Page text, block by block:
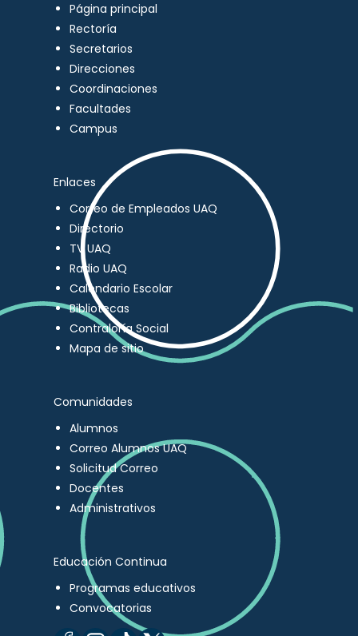
Página principal
Rectoría
Secretarios
Direcciones
Coordinaciones
Facultades
Campus
Enlaces
Correo de Empleados UAQ
Directorio
TV UAQ
Radio UAQ
Calendario Escolar
Bibliotecas
Contraloría Social
Mapa de sitio
Comunidades
Alumnos
Correo Alumnos UAQ
Solicitud Correo
Docentes
Administrativos
Educación Continua
Programas educativos
Convocatorias